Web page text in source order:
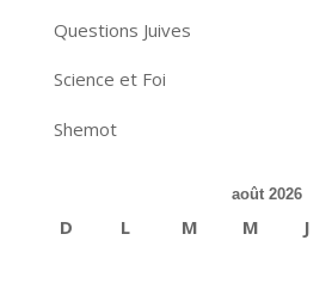
Questions Juives
Science et Foi
Shemot
août 2026
D L M M J